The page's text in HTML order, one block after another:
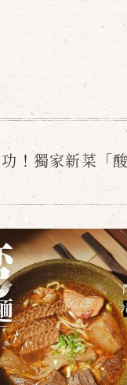
！獨家新菜「